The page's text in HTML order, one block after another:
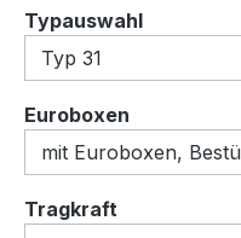
Typauswahlauswählen
Euroboxen
Tragkraft